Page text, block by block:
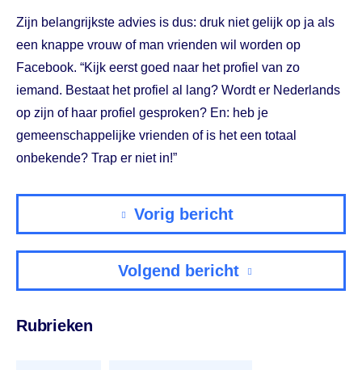
Zijn belangrijkste advies is dus: druk niet gelijk op ja als
een knappe vrouw of man vrienden wil worden op
Facebook. “Kijk eerst goed naar het profiel van zo
iemand. Bestaat het profiel al lang? Wordt er Nederlands
op zijn of haar profiel gesproken? En: heb je
gemeenschappelijke vrienden of is het een totaal
onbekende? Trap er niet in!”
Vorig bericht
Volgend bericht
Rubrieken